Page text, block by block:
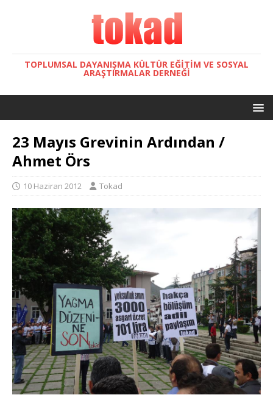
TOPLUMSAL DAYANIŞMA KÜLTÜR EĞITIM VE SOSYAL
ARAŞTIRMALAR DERNEĞI
23 Mayıs Grevinin Ardından /
Ahmet Örs
10 Haziran 2012 Tokad